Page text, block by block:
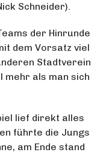
Schneider).
der Hinrunde
dem Vorsatz viel
Stadtverein
mehr als man sich
lief direkt alles
führte die Jungs
am Ende stand